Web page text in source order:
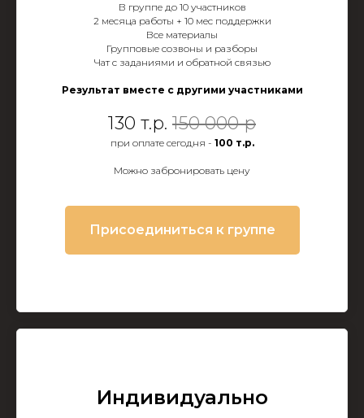
В группе до 10 участников
2 месяца работы + 10 мес поддержки
Все материалы
Групповые созвоны и разборы
Чат с заданиями и обратной связью
Результат вместе с другими участниками
130 т.р. 150 000 р
при оплате сегодня - 100 т.р.
Можно забронировать цену
Присоединиться к группе
Индивидуально